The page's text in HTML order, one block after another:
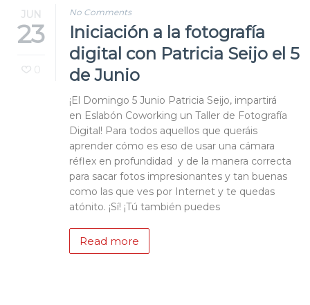
JUN
23
0
No Comments
Iniciación a la fotografía
digital con Patricia Seijo el 5
de Junio
¡El Domingo 5 Junio Patricia Seijo, impartirá
en Eslabón Coworking un Taller de Fotografía
Digital! Para todos aquellos que queráis
aprender cómo es eso de usar una cámara
réflex en profundidad y de la manera correcta
para sacar fotos impresionantes y tan buenas
como las que ves por Internet y te quedas
atónito. ¡Sí! ¡Tú también puedes
Read more